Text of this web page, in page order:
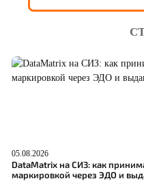
05.08.2026
DataMatrix на СИЗ: как
маркировкой через ЭДО и